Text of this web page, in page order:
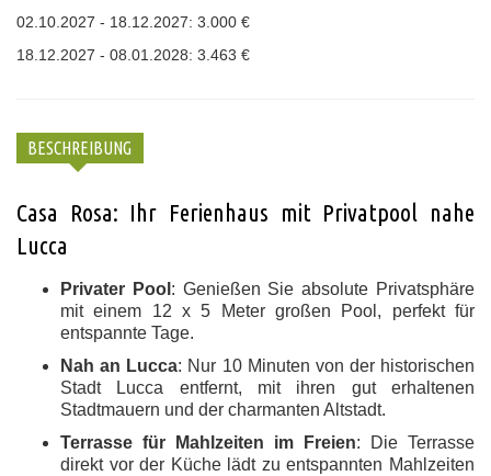
02.10.2027 - 18.12.2027: 3.000 €
18.12.2027 - 08.01.2028: 3.463 €
BESCHREIBUNG
Casa Rosa: Ihr Ferienhaus mit Privatpool nahe
Lucca
Privater Pool : Genießen Sie absolute Privatsphäre
mit einem 12 x 5 Meter großen Pool, perfekt für
entspannte Tage.
Nah an Lucca: Nur 10 Minuten von der historischen
Stadt Lucca entfernt, mit ihren gut erhaltenen
Stadtmauern und der charmanten Altstadt.
Terrasse für Mahlzeiten im Freien: Die Terrasse
direkt vor der Küche lädt zu entspannten Mahlzeiten